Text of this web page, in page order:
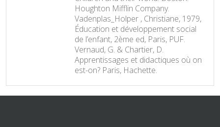
Houghton Mifflin Company.
Vadenplas_Holper , Christiane, 1979,
Éducation et développement social
de l’enfant, 2ème ed, Paris, PUF.
Vernaud, G. & Chartier, D.
Apprentissages et didactiques où on
est-on? Paris, Hachette.